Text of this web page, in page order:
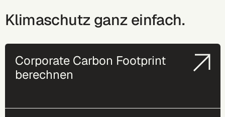
Klimaschutz ganz einfach.
Corporate Carbon Footprint
berechnen